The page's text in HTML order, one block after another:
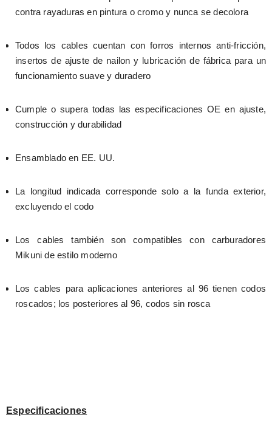
contra rayaduras en pintura o cromo y nunca se decolora
Todos los cables cuentan con forros internos anti-fricción,
insertos de ajuste de nailon y lubricación de fábrica para un
funcionamiento suave y duradero
Cumple o supera todas las especificaciones OE en ajuste,
construcción y durabilidad
Ensamblado en EE. UU.
La longitud indicada corresponde solo a la funda exterior,
excluyendo el codo
Los cables también son compatibles con carburadores
Mikuni de estilo moderno
Los cables para aplicaciones anteriores al 96 tienen codos
roscados; los posteriores al 96, codos sin rosca
Especificaciones